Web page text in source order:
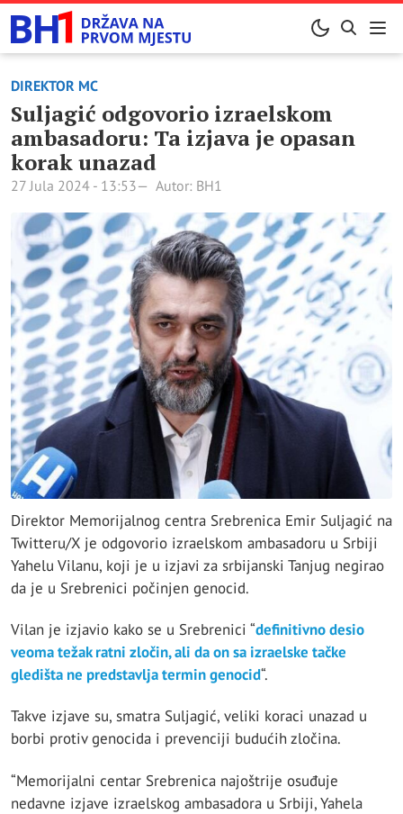
DIREKTOR MC
Suljagić odgovorio izraelskom
ambasadoru: Ta izjava je opasan
korak unazad
27 Jula 2024 - 13:53 Autor: BH1
Direktor Memorijalnog centra Srebrenica Emir Suljagić na
Twitteru/X je odgovorio izraelskom ambasadoru u Srbiji
Yahelu Vilanu, koji je u izjavi za srbijanski Tanjug negirao
da je u Srebrenici počinjen genocid.
Vilan je izjavio kako se u Srebrenici “definitivno desio
veoma težak ratni zločin, ali da on sa izraelske tačke
gledišta ne predstavlja termin genocid“.
Takve izjave su, smatra Suljagić, veliki koraci unazad u
borbi protiv genocida i prevenciji budućih zločina.
“Memorijalni centar Srebrenica najoštrije osuđuje
nedavne izjave izraelskog ambasadora u Srbiji, Yahela